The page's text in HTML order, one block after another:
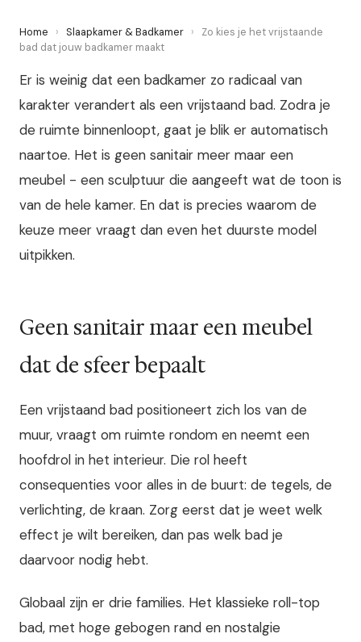
Home › Slaapkamer & Badkamer ›
Zo kies je het vrijstaande
bad dat jouw badkamer maakt
Er is weinig dat een badkamer zo radicaal van
karakter verandert als een vrijstaand bad. Zodra je
de ruimte binnenloopt, gaat je blik er automatisch
naartoe. Het is geen sanitair meer maar een
meubel - een sculptuur die aangeeft wat de toon is
van de hele kamer. En dat is precies waarom de
keuze meer vraagt dan even het duurste model
uitpikken.
Geen sanitair maar een meubel
dat de sfeer bepaalt
Een vrijstaand bad positioneert zich los van de
muur, vraagt om ruimte rondom en neemt een
hoofdrol in het interieur. Die rol heeft
consequenties voor alles in de buurt: de tegels, de
verlichting, de kraan. Zorg eerst dat je weet welk
effect je wilt bereiken, dan pas welk bad je
daarvoor nodig hebt.
Globaal zijn er drie families. Het klassieke roll-top
bad, met hoge gebogen rand en nostalgie